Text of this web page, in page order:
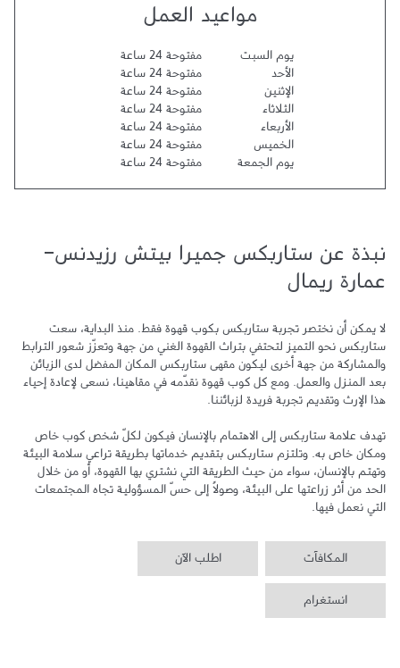
مواعيد العمل
يوم السبت
مفتوحة 24 ساعة
الأحد
مفتوحة 24 ساعة
الإثنين
مفتوحة 24 ساعة
الثلاثاء
مفتوحة 24 ساعة
الأربعاء
مفتوحة 24 ساعة
الخميس
مفتوحة 24 ساعة
يوم الجمعة
مفتوحة 24 ساعة
نبذة عن ستاربكس جميرا بيتش رزيدنس-
عمارة ريمال
التي نعمل فيها.
المكافآت اطلب الآن
انستغرام